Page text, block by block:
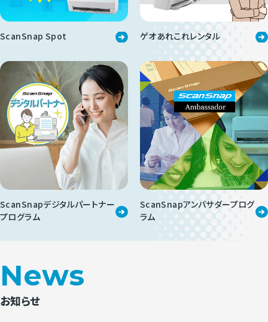
ScanSnap Spot ゲオあれこれレンタル
ScanSnapデジタルパートナー
プログラム
ScanSnapアンバサダープログ
ラム
News
お知らせ